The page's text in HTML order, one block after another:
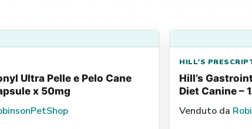
Ultra Pelle e Pelo Cane
x 50mg
HILL'S
Hill’s
Diet Canine –
Venduto da